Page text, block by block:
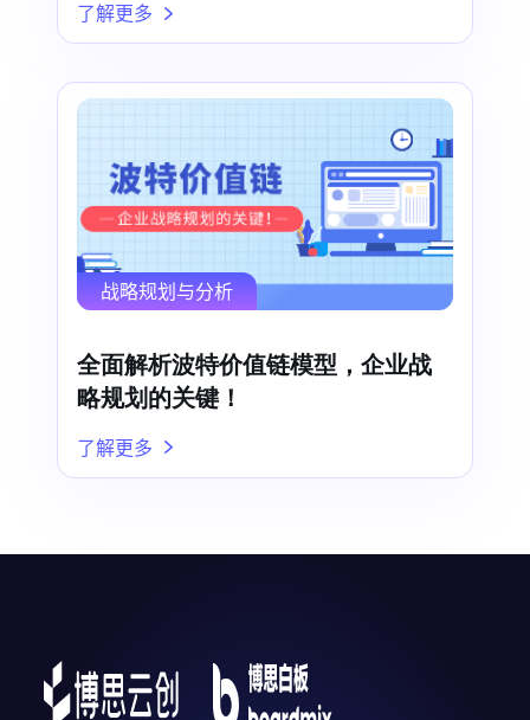
了解更多
战略规划与分析
全面解析波特价值链模型，企业战
略规划的关键！
了解更多